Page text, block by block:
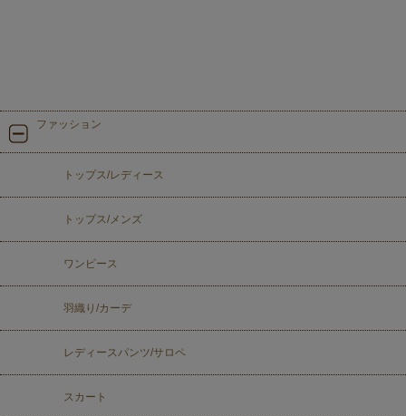
ファッション
トップス/レディース
トップス/メンズ
ワンピース
羽織り/カーデ
レディースパンツ/サロペ
スカート